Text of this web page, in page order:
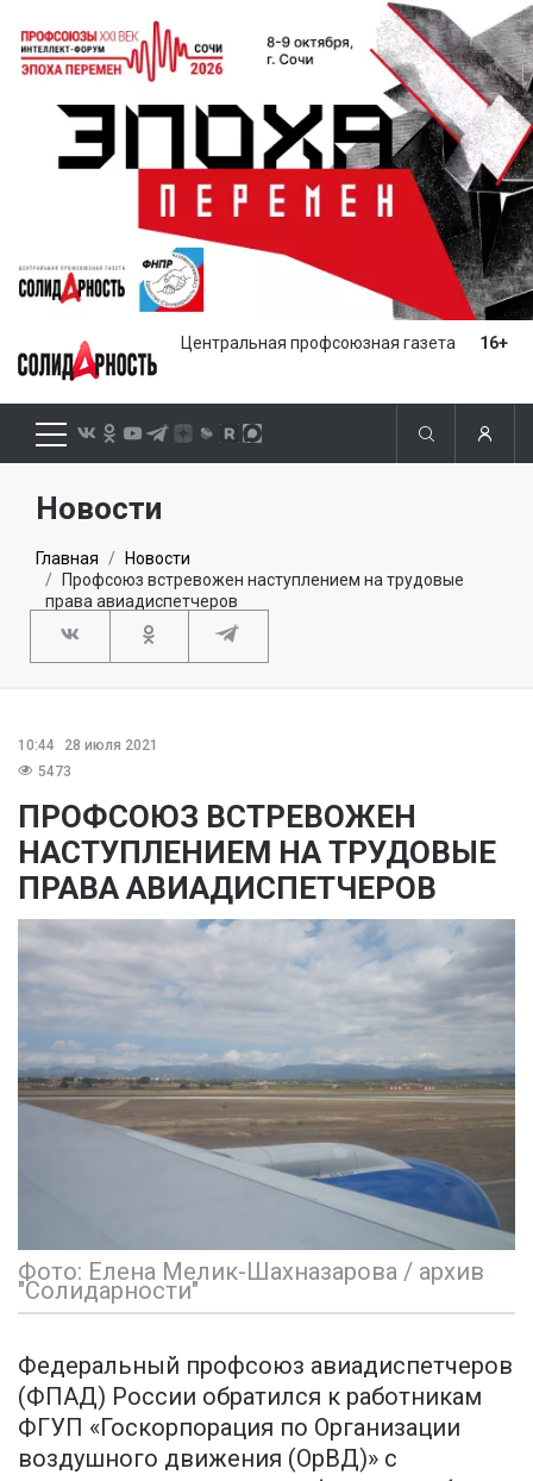
Центральная профсоюзная газета 16+
Новости
Главная
Новости
Профсоюз встревожен наступлением на трудовые
права авиадиспетчеров
10:44
28 июля 2021
5473
ПРОФСОЮЗ ВСТРЕВОЖЕН
НАСТУПЛЕНИЕМ НА ТРУДОВЫЕ
ПРАВА АВИАДИСПЕТЧЕРОВ
Фото: Елена Мелик-Шахназарова / архив
"Солидарности"
Федеральный профсоюз авиадиспетчеров
(ФПАД) России обратился к работникам
ФГУП «Госкорпорация по Организации
воздушного движения (ОрВД)» с